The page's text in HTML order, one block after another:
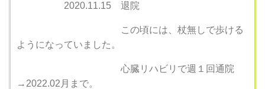
2020.11.15 退院
この頃には、杖無しで歩ける
ようになっていました。
心臓リハビリで週１回通院
→ 2022.02 月まで。